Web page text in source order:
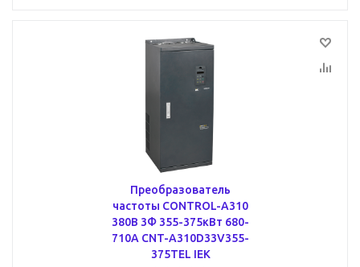
Преобразователь
частоты CONTROL-A310
380В 3Ф 355-375кВт 680-
710А CNT-A310D33V355-
375TEL IEK